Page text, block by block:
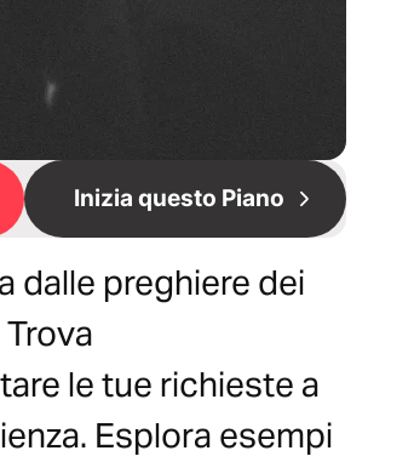
Inizia questo Piano
dalle preghiere dei
le tue richieste a
Esplora esempi